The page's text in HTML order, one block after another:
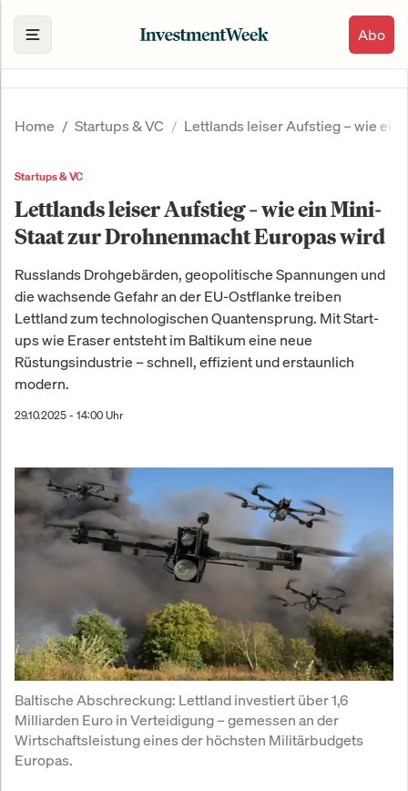
Abo
Home Startups & VC Lettlands leiser Aufstieg – wie ein
Startups & VC
Lettlands leiser Aufstieg – wie ein Mini-
Staat zur Drohnenmacht Europas wird
Russlands Drohgebärden, geopolitische Spannungen und
die wachsende Gefahr an der EU-Ostflanke treiben
Lettland zum technologischen Quantensprung. Mit Start-
ups wie Eraser entsteht im Baltikum eine neue
Rüstungsindustrie – schnell, effizient und erstaunlich
modern.
29.10.2025 - 14:00 Uhr
Baltische Abschreckung: Lettland investiert über 1,6
Milliarden Euro in Verteidigung – gemessen an der
Wirtschaftsleistung eines der höchsten Militärbudgets
Europas.